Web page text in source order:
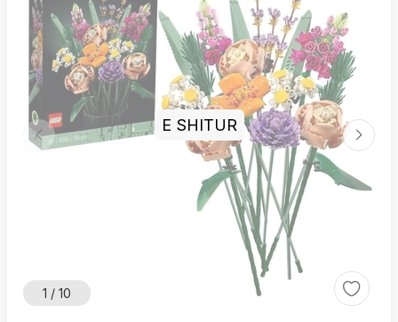
1 / 10
E SHITUR